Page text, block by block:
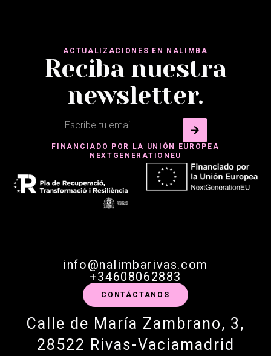
ACTUALIZACIONES EN NALIMBA
Reciba nuestra
newsletter.
FINANCIADO POR LA UNIÓN EUROPEA
NEXTGENERATIONEU
info@nalimbarivas.com
+34608062883
CONTÁCTANOS
Calle de María Zambrano, 3,
28522 Rivas-Vaciamadrid